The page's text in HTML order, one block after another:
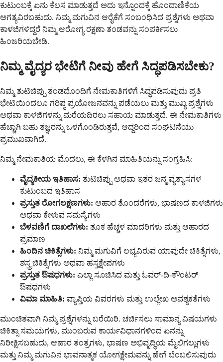
ಕುಟುಂಬಕ್ಕೆ ಏನು ಕೆಲಸ ಮಾಡುತ್ತದೆ ಅದು ಇನ್ನೊಂದಕ್ಕೆ ಹೊಂದಾಣಿಕೆಯ
ಅಗತ್ಯವಿರಬಹುದು. ನಿಮ್ಮ ಮಗುವಿನ ಆರೈಕೆಗೆ ಸಂಬಂಧಿಸಿದ ಪ್ರಶ್ನೆಗಳು ಅಥವಾ
ಕಾಳಜಿಗಳಿದ್ದರೆ ನಿಮ್ಮ ಆರೋಗ್ಯ ರಕ್ಷಣಾ ತಂಡವನ್ನು ಸಂಪರ್ಕಿಸಲು
ಹಿಂಜರಿಯಬೇಡಿ.
ನಿಮ್ಮ ವೈದ್ಯರ ಭೇಟಿಗೆ ನೀವು ಹೇಗೆ ಸಿದ್ಧಪಡಿಸಬೇಕು?
ನಿಮ್ಮ ತುಟಿಚಿಪ್ಪು ತಂಡದೊಂದಿಗೆ ನೇಮಕಾತಿಗಳಿಗೆ ಸಿದ್ಧಪಡಿಸುವುದು ಪ್ರತಿ
ಭೇಟಿಯಿಂದಲೂ ಗರಿಷ್ಠ ಪ್ರಯೋಜನವನ್ನು ಪಡೆಯಲು ಮತ್ತು ಮುಖ್ಯ ಪ್ರಶ್ನೆಗಳು
ಅಥವಾ ಕಾಳಜಿಗಳನ್ನು ಮರೆಯದಿರಲು ಸಹಾಯ ಮಾಡುತ್ತದೆ. ಈ ನೇಮಕಾತಿಗಳು
ಹೆಚ್ಚಾಗಿ ಬಹು ತಜ್ಞರನ್ನು ಒಳಗೊಂಡಿರುತ್ತವೆ, ಆದ್ದರಿಂದ ಸಂಘಟನೆಯು
ಪ್ರಮುಖವಾಗಿದೆ.
ನಿಮ್ಮ ನೇಮಕಾತಿಯ ಮೊದಲು, ಈ ಕೆಳಗಿನ ಮಾಹಿತಿಯನ್ನು ಸಂಗ್ರಹಿಸಿ:
ವೈದ್ಯಕೀಯ ಇತಿಹಾಸ: ತುಟಿಚಿಪ್ಪು ಅಥವಾ ಇತರ ಜನ್ಮ ವ್ಯತ್ಯಾಸಗಳ
ಕುಟುಂಬದ ಇತಿಹಾಸ
ಪ್ರಸ್ತುತ ರೋಗಲಕ್ಷಣಗಳು: ಆಹಾರ ತೊಂದರೆಗಳು, ಭಾಷಣದ ಕಾಳಜಿಗಳು
ಅಥವಾ ಕೇಳುವ ಸಮಸ್ಯೆಗಳು
ಬೆಳವಣಿಗೆ ದಾಖಲೆಗಳು: ತೂಕ ಹೆಚ್ಚಳ ಮಾದರಿಗಳು ಮತ್ತು ಆಹಾರದ
ಪ್ರಮಾಣ
ಹಿಂದಿನ ಚಿಕಿತ್ಸೆಗಳು: ನಿಮ್ಮ ಮಗುವಿಗೆ ಲಭ್ಯವಿರುವ ಯಾವುದೇ ಚಿಕಿತ್ಸೆಗಳು,
ಶಸ್ತ್ರಚಿಕಿತ್ಸೆಗಳು ಅಥವಾ ಹಸ್ತಕ್ಷೇಪಗಳು
ಪ್ರಸ್ತುತ ಔಷಧಗಳು: ಎಲ್ಲಾ ಸೂಚಿಸಿದ ಮತ್ತು ಓವರ್-ದಿ-ಕೌಂಟರ್
ಔಷಧಗಳು
ವಿಮಾ ಮಾಹಿತಿ: ವ್ಯಾಪ್ತಿಯ ವಿವರಗಳು ಮತ್ತು ಉಲ್ಲೇಖ ಅವಶ್ಯಕತೆಗಳು
ಮುಂಚಿತವಾಗಿ ನಿಮ್ಮ ಪ್ರಶ್ನೆಗಳನ್ನು ಬರೆಯಿರಿ. ಚರ್ಚಿಸಲು ಸಾಮಾನ್ಯ ವಿಷಯಗಳು
ಚಿಕಿತ್ಸಾ ಸಮಯಗಳು, ಮುಂಬರುವ ಕಾರ್ಯವಿಧಾನಗಳಿಂದ ಏನನ್ನು
ನಿರೀಕ್ಷಿಸಬಹುದು, ಆಹಾರ ತಂತ್ರಗಳು, ಭಾಷಣ ಅಭಿವೃದ್ಧಿಯ ಮೈಲಿಗಲ್ಲುಗಳು
ಮತ್ತು ನಿಮ್ಮ ಮಗುವಿನ ಭಾವನಾತ್ಮಕ ಯೋಗಕ್ಷೇಮವನ್ನು ಹೇಗೆ ಬೆಂಬಲಿಸುವುದು